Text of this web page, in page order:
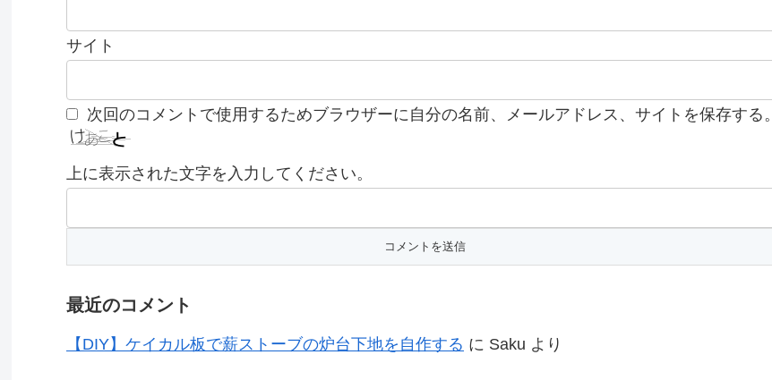
サイト
次回のコメントで使用するためブラウザーに自分の名前、メールアドレス、サイトを保存する。
上に表示された文字を入力してください。
最近のコメント
【DIY】ケイカル板で薪ストーブの炉台下地を自作する に Saku より